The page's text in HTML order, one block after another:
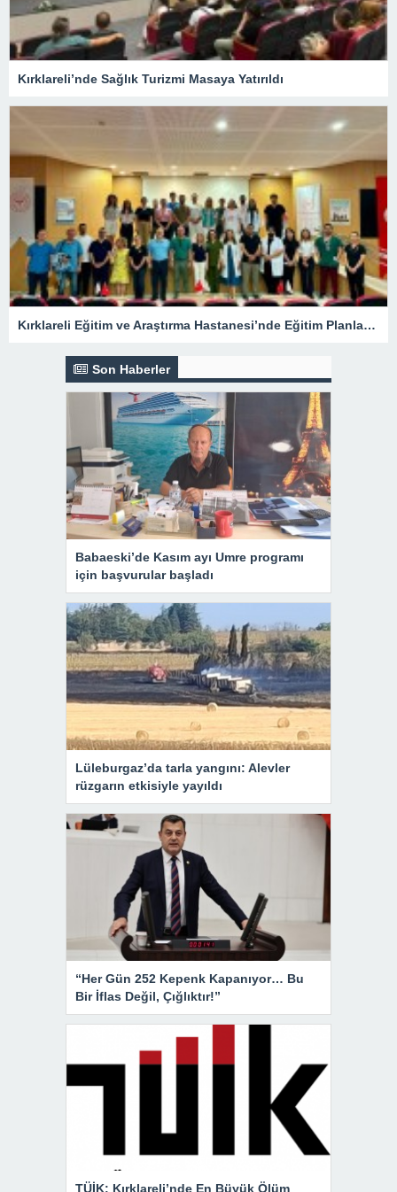
Kırklareli’nde Sağlık Turizmi Masaya Yatırıldı
Kırklareli Eğitim ve Araştırma Hastanesi’nde Eğitim Planlaması Masaya Yatırıldı
Son Haberler
Babaeski’de Kasım ayı Umre programı
için başvurular başladı
Lüleburgaz’da tarla yangını: Alevler
rüzgarın etkisiyle yayıldı
“Her Gün 252 Kepenk Kapanıyor… Bu
Bir İflas Değil, Çığlıktır!”
TÜİK: Kırklareli’nde En Büyük Ölüm